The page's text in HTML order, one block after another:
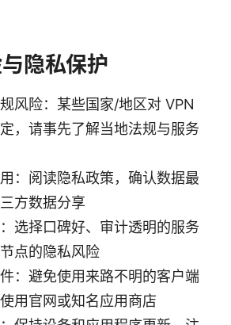
隐私保护
风险：某些国家/地区对 VPN
，请事先了解当地法规与服务
：阅读隐私政策，确认数据最
方数据分享
选择口碑好、审计透明的服务
点的隐私风险
：避免使用来路不明的客户端
用官网或知名应用商店